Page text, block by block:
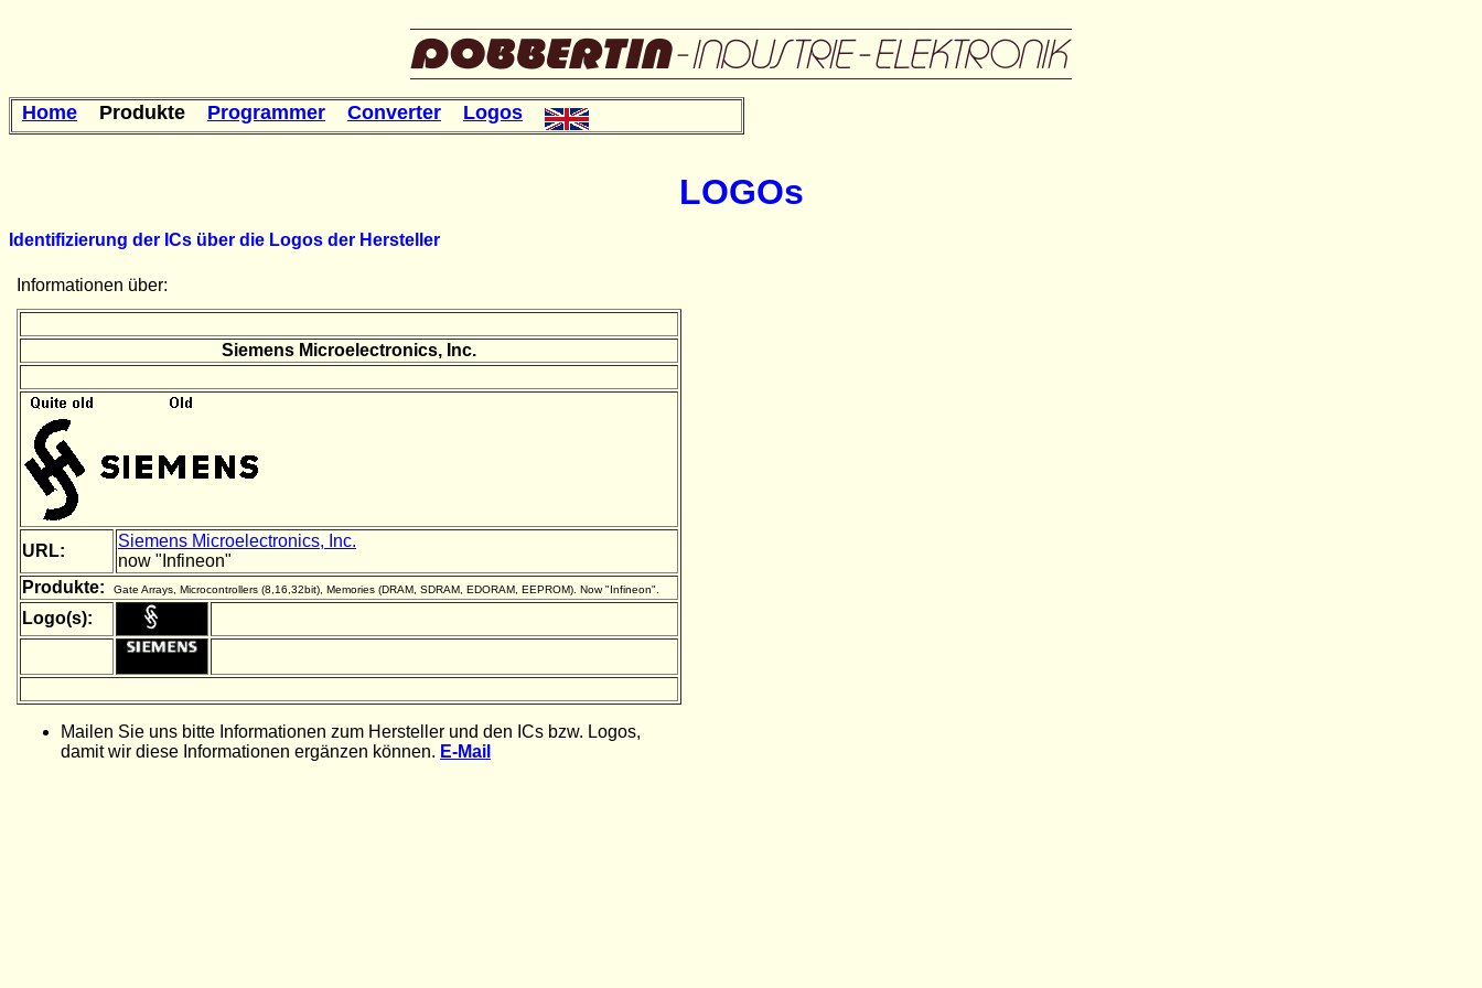
Home Produkte Programmer Converter Logos
LOGOs
Identifizierung der ICs über die Logos der Hersteller
Informationen über:
Siemens Microelectronics, Inc.
URL:
Siemens Microelectronics, Inc.
now "Infineon"
Produkte:
Gate Arrays, Microcontrollers (8,16,32bit), Memories (DRAM, SDRAM, EDORAM, EEPROM). Now "Infineon".
Logo(s):
Mailen Sie uns bitte Informationen zum Hersteller und den ICs bzw. Logos,
damit wir diese Informationen ergänzen können. E-Mail